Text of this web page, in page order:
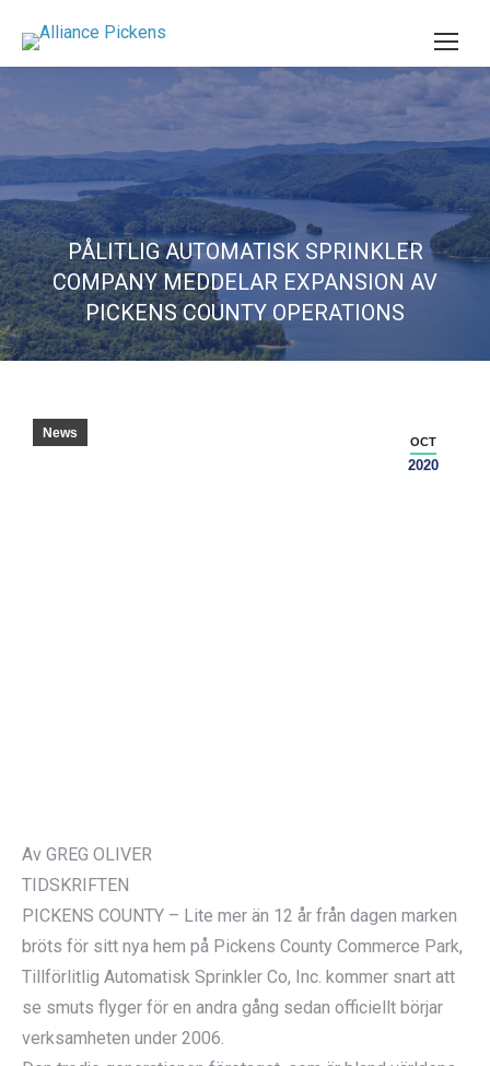
PÅLITLIG AUTOMATISK SPRINKLER
COMPANY MEDDELAR EXPANSION AV
PICKENS COUNTY OPERATIONS
OCT
2020
News
Av GREG OLIVER
TIDSKRIFTEN
PICKENS COUNTY – Lite mer än 12 år från dagen marken
bröts för sitt nya hem på Pickens County Commerce Park,
Tillförlitlig Automatisk Sprinkler Co, Inc. kommer snart att
se smuts flyger för en andra gång sedan officiellt börjar
verksamheten under 2006.